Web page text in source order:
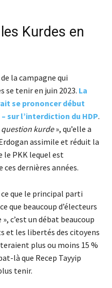
Kurdes en
la campagne qui
se tenir en juin 2023. La
se prononcer début
sur l’interdiction du HDP.
question kurde», qu’elle a
assimile et réduit la
le PKK lequel est
dernières années.
que le principal parti
que beaucoup d’électeurs
c’est un débat beaucoup
et les libertés des citoyens
plus ou moins 15 %
là que Recep Tayyip
tenir.